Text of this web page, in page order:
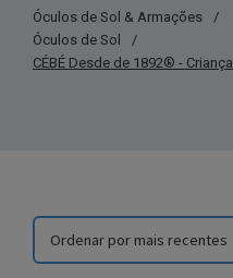
Óculos de Sol & Armações
/
Óculos de Sol
/
CÉBÉ Desde de 1892® - Criança